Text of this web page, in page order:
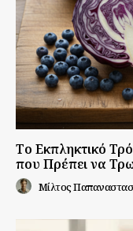
Το Εκπληκτικό
που Πρέπει να
Μίλτος